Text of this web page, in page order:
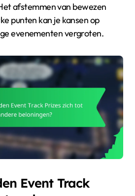
afstemmen van bewezen
punten kan je kansen op
evenementen vergroten.
Event Track